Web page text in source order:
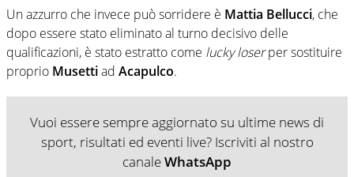
Un azzurro che invece può sorridere è Mattia Bellucci, che
dopo essere stato eliminato al turno decisivo delle
qualificazioni, è stato estratto come lucky loserper sostituire
proprio Musettiad Acapulco.
Vuoi essere sempre aggiornato su ultime news di
sport, risultati ed eventi live? Iscriviti al nostro
canaleWhatsApp